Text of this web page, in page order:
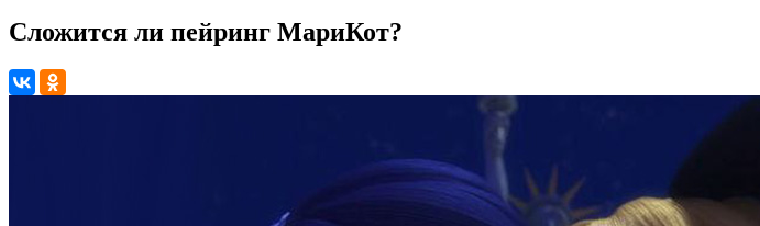
Сложится ли пейринг МариКот?